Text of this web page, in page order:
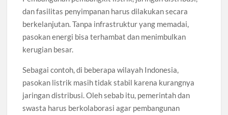
dan fasilitas penyimpanan harus dilakukan secara
berkelanjutan. Tanpa infrastruktur yang memadai,
pasokan energi bisa terhambat dan menimbulkan
kerugian besar.
Sebagai contoh, di beberapa wilayah Indonesia,
pasokan listrik masih tidak stabil karena kurangnya
jaringan distribusi. Oleh sebab itu, pemerintah dan
swasta harus berkolaborasi agar pembangunan